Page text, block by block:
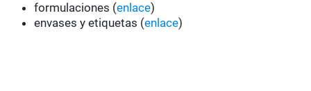
formulaciones (enlace)
envases y etiquetas (enlace)